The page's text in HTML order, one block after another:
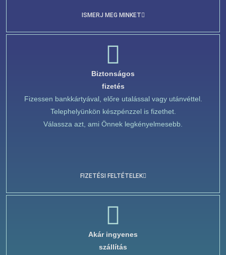
ISMERJ MEG MINKET
Biztonságos
fizetés
Fizessen bankkártyával, előre utalással vagy utánvéttel.
Telephelyünkön készpénzzel is fizethet.
Válassza azt, ami Önnek legkényelmesebb.
FIZETÉSI FELTÉTELEK
Akár ingyenes
szállítás